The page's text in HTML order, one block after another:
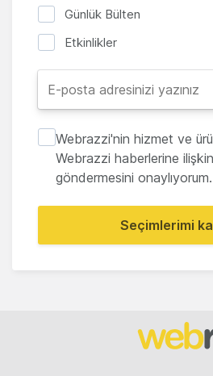
Günlük Bülten
Etkinlikler
Webrazzi'nin hizmet ve
Webrazzi haberlerine
göndermesini onaylıyorum.
Seçimlerimi